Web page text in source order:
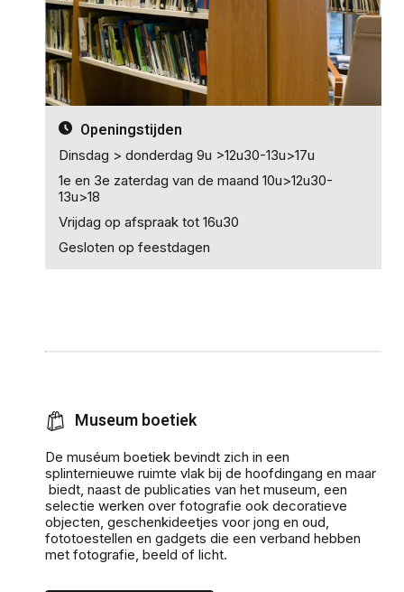
Openingstijden
Dinsdag > donderdag 9u >12u30-13u>17u
1e en 3e zaterdag van de maand 10u>12u30-
13u>18
Vrijdag op afspraak tot 16u30
Gesloten op feestdagen
Museum boetiek
De muséum boetiek bevindt zich in een
splinternieuwe ruimte vlak bij de hoofdingang en maar
biedt, naast de publicaties van het museum, een
selectie werken over fotografie ook decoratieve
objecten, geschenkideetjes voor jong en oud,
fototoestellen en gadgets die een verband hebben
met fotografie, beeld of licht.